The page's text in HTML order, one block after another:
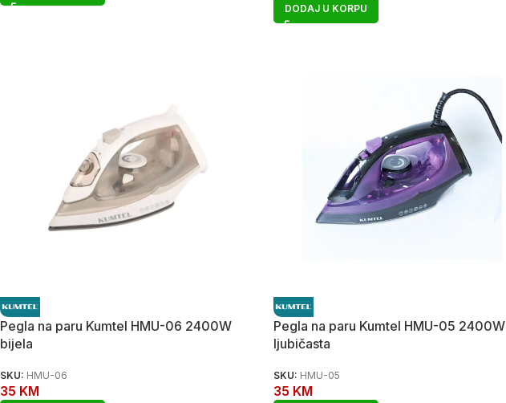
DODAJ U KORPU
Pegla na paru Kumtel HMU-06 2400W
bijela
SKU: HMU-06
35 KM
Pegla na paru Kumtel HMU-05 2400W
ljubičasta
SKU: HMU-05
35 KM